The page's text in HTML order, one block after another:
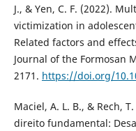
J., & Yen, C. F. (2022).
victimization in
Related factors and
Journal of the Formosan
2171. https://doi.org/
Maciel, A. L. B., & Rech,
direito fundamental: